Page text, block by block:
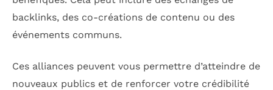
backlinks, des co-créations de contenu ou des
événements communs.
Ces alliances peuvent vous permettre d’atteindre de
nouveaux publics et de renforcer votre crédibilité